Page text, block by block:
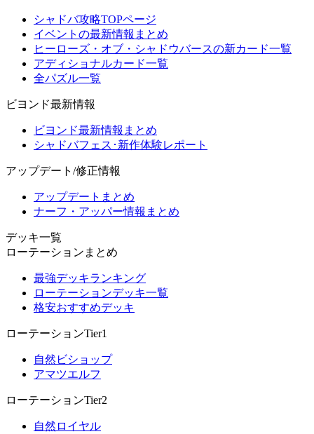
シャドバ攻略TOPページ
イベントの最新情報まとめ
ヒーローズ・オブ・シャドウバースの新カード一覧
アディショナルカード一覧
全パズル一覧
ビヨンド最新情報
ビヨンド最新情報まとめ
シャドバフェス･新作体験レポート
アップデート/修正情報
アップデートまとめ
ナーフ・アッパー情報まとめ
デッキ一覧
ローテーションまとめ
最強デッキランキング
ローテーションデッキ一覧
格安おすすめデッキ
ローテーションTier1
自然ビショップ
アマツエルフ
ローテーションTier2
自然ロイヤル